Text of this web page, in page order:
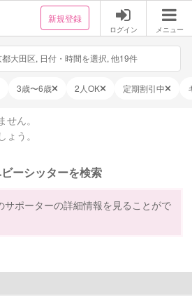
新規登録
ログイン メニュー
大田区, 日付・時間を選択, 他19件
3歳〜6歳 2人OK 定期割引中
ん。
う。
ーシッターを検索
サポーターの詳細情報を見ることがで